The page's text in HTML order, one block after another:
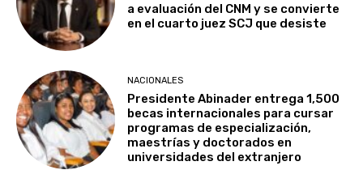
a evaluación del CNM y se convierte
en el cuarto juez SCJ que desiste
NACIONALES
Presidente Abinader entrega 1,500
becas internacionales para cursar
programas de especialización,
maestrías y doctorados en
universidades del extranjero